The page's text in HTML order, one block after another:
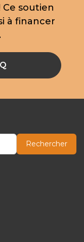
soutien
à financer
Rechercher